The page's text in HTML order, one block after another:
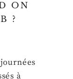
ON
?
à